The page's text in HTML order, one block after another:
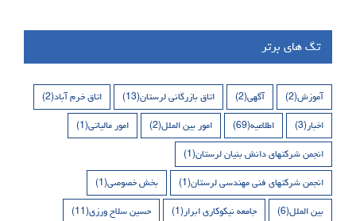
تگ های برتر
آموزش(2) آگهی(2) اتاق بازرگانی لرستان(13) اتاق خرم آباد(2)
اخبار(3) اطلاعیه(69) امور بین الملل(2) امور مالیاتی(1)
انجمن شرکتهای دانش بنیان لرستان(1)
انجمن شرکتهای فنی مهندسی لرستان(1) بخش خصوصی(1)
بین الملل(6) جامعه نیکوکاری ابرار(1) حسین سلاح ورزی(11)